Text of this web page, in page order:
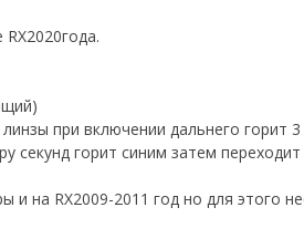
при включении дальнего горит
секунд горит синим затем
и на RX2009-2011 год но для этого